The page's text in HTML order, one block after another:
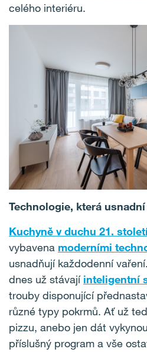
celého interiéru.
Technologie, která
Kuchyně v duchu 21.
vybavena moderními
usnadňují každodenní
dnes už stávají inteligentní
trouby disponující
různé typy pokrmů. Ať už
pizzu, anebo jen dát
příslušný program a vše